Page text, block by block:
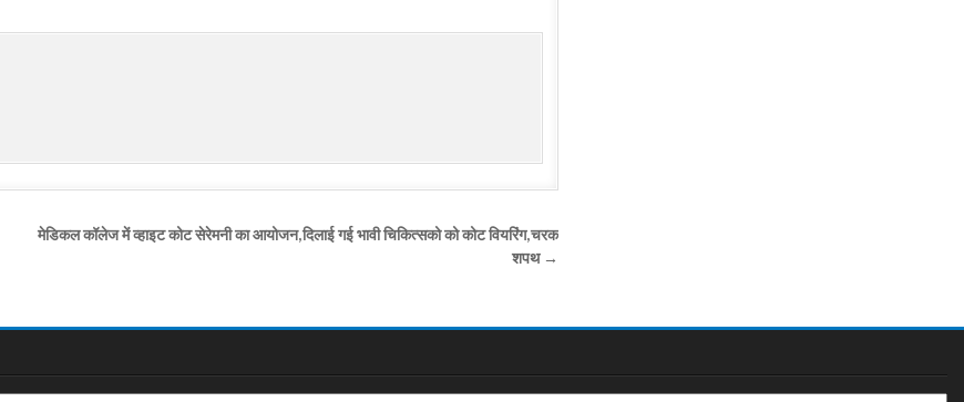
मेडिकल कॉलेज में व्हाइट कोट सेरेमनी का आयोजन,दिलाई गई भावी चिकित्सको को कोट वियरिंग,चरक
शपथ →